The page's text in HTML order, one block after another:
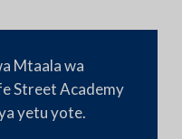
Mtaala wa
Street Academy
yetu yote.